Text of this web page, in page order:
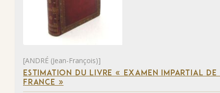
[ANDRÉ (Jean-François)]
ESTIMATION DU LIVRE « EXAMEN IMPARTIAL
FRANCE »